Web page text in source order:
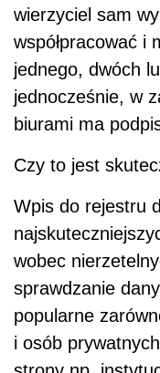
wierzyciel sam
współpracować i
jednego, dwóch
jednocześnie, w
biurami ma
Czy to jest
Wpis do rejestru
wobec
sprawdzanie
popularne
i osób